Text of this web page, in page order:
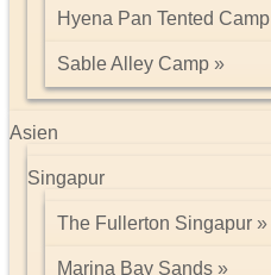
Hyena Pan Tented Camp
Sable Alley Camp
Asien
Singapur
The Fullerton Singapur
Marina Bay Sands